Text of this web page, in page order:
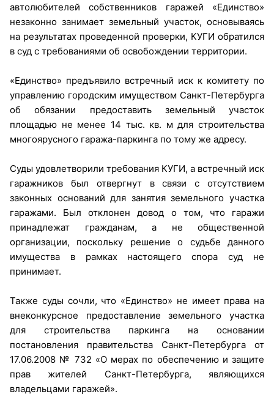
автолюбителей собственников гаражей «Единство»
незаконно занимает земельный участок, основываясь
на результатах проведенной проверки, КУГИ обратился
в суд с требованиями об освобождении территории.
«Единство» предъявило встречный иск к комитету по
управлению городским имуществом Санкт-Петербурга
об обязании предоставить земельный участок
площадью не менее 14 тыс. кв. м для строительства
многоярусного гаража-паркинга по тому же адресу.
Суды удовлетворили требования КУГИ, а встречный иск
гаражников был отвергнут в связи с отсутствием
законных оснований для занятия земельного участка
гаражами. Был отклонен довод о том, что гаражи
принадлежат гражданам, а не общественной
организации, поскольку решение о судьбе данного
имущества в рамках настоящего спора суд не
принимает.
Также суды сочли, что «Единство» не имеет права на
внеконкурсное предоставление земельного участка
для строительства паркинга на основании
постановления правительства Санкт-Петербурга от
17.06.2008 № 732 «О мерах по обеспечению и защите
прав жителей Санкт-Петербурга, являющихся
владельцами гаражей».